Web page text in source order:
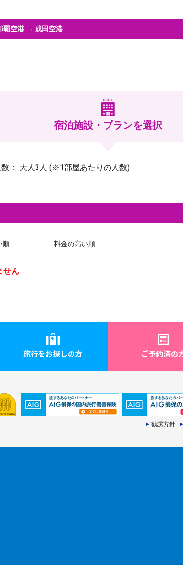
覇空港 → 成田空港
宿泊施設・プランを選択
： 大人3人 (※1部屋あたりの人数)
順 料金の高い順
せん
旅行をお探しの方 ご予約済の
勧誘方針